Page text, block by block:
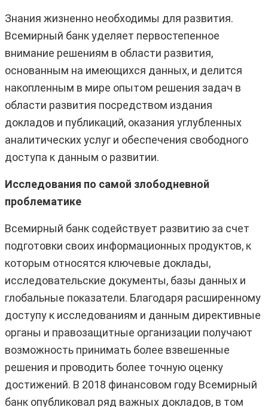
Знания жизненно необходимы для развития.
Всемирный банк уделяет первостепенное
внимание решениям в области развития,
основанным на имеющихся данных, и делится
накопленным в мире опытом решения задач в
области развития посредством издания
докладов и публикаций, оказания углубленных
аналитических услуг и обеспечения свободного
доступа к данным о развитии.
Исследования по самой злободневной
проблематике
Всемирный банк содействует развитию за счет
подготовки своих информационных продуктов, к
которым относятся ключевые доклады,
исследовательские документы, базы данных и
глобальные показатели. Благодаря расширенному
доступу к исследованиям и данным директивные
органы и правозащитные организации получают
возможность принимать более взвешенные
решения и проводить более точную оценку
достижений. В 2018 финансовом году Всемирный
банк опубликовал ряд важных докладов, в том